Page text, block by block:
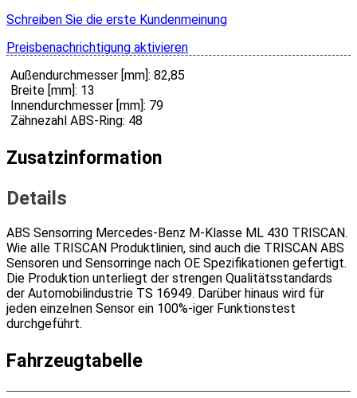
Schreiben Sie die erste Kundenmeinung
Preisbenachrichtigung aktivieren
Außendurchmesser [mm]: 82,85
Breite [mm]: 13
Innendurchmesser [mm]: 79
Zähnezahl ABS-Ring: 48
Zusatzinformation
Details
ABS Sensorring Mercedes-Benz M-Klasse ML 430 TRISCAN.
Wie alle TRISCAN Produktlinien, sind auch die TRISCAN ABS
Sensoren und Sensorringe nach OE Spezifikationen gefertigt.
Die Produktion unterliegt der strengen Qualitätsstandards
der Automobilindustrie TS 16949. Darüber hinaus wird für
jeden einzelnen Sensor ein 100%-iger Funktionstest
durchgeführt.
Fahrzeugtabelle